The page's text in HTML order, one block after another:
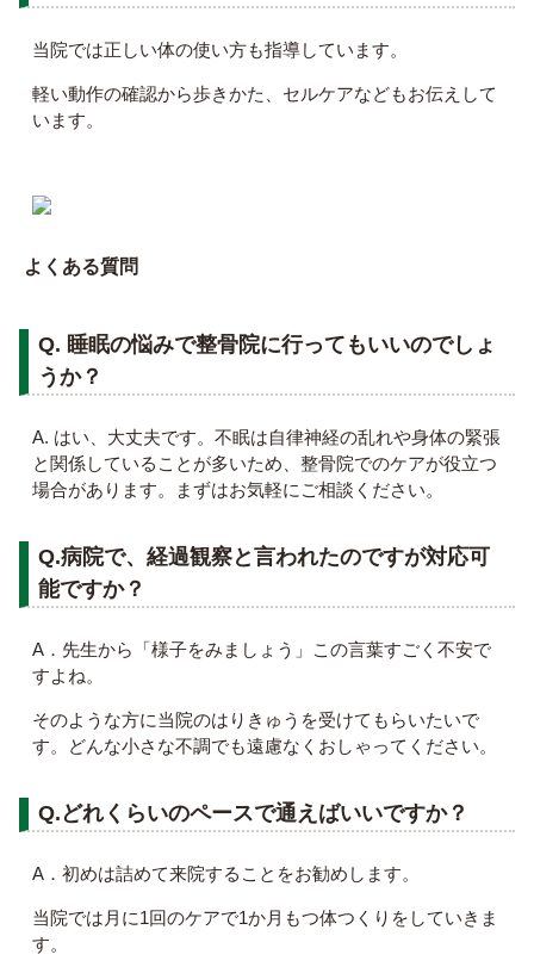
当院では正しい体の使い方も指導しています。
軽い動作の確認から歩きかた、セルケアなどもお伝えして
います。
よくある質問
Q. 睡眠の悩みで整骨院に行ってもいいのでしょ
うか？
A. はい、大丈夫です。不眠は自律神経の乱れや身体の緊張
と関係していることが多いため、整骨院でのケアが役立つ
場合があります。まずはお気軽にご相談ください。
Q.病院で、経過観察と言われたのですが対応可
能ですか？
A．先生から「様子をみましょう」この言葉すごく不安で
すよね。
そのような方に当院のはりきゅうを受けてもらいたいで
す。どんな小さな不調でも遠慮なくおしゃってください。
Q.どれくらいのペースで通えばいいですか？
A．初めは詰めて来院することをお勧めします。
当院では月に1回のケアで1か月もつ体つくりをしていきま
す。